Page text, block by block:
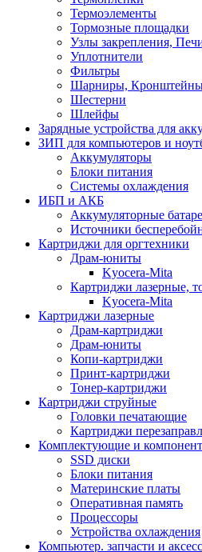
Термоэлементы
Тормозные площадки
Узлы закрепления,
Уплотнители
Фильтры
Шарниры,
Шестерни
Шлейфы
Зарядные устройства для
ЗИП для компьютеров и
Аккумуляторы
Блоки питания
Системы охлаждения
ИБП и АКБ
Аккумуляторные
Источники
Картриджи для оргтехники
Драм-юниты
Kyocera-Mita
Картриджи лазерные,
Kyocera-Mita
Картриджи лазерные
Драм-картриджи
Драм-юниты
Копи-картриджи
Принт-картриджи
Тонер-картриджи
Картриджи струйные
Головки печатающие
Картриджи
Комплектующие и
SSD диски
Блоки питания
Материнские платы
Оперативная память
Процессоры
Устройства охлаждения
Компьютер. запчасти и